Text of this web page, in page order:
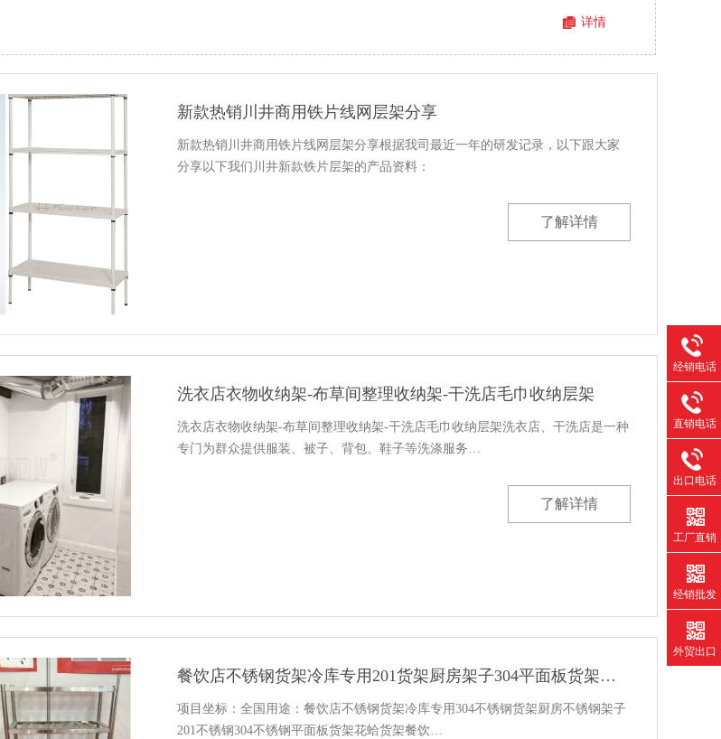
详情
新款热销川井商用铁片线网层架分享
新款热销川井商用铁片线网层架分享根据我司最近一年的研发记录，以下跟大家
分享以下我们川井新款铁片层架的产品资料：
了解详情
洗衣店衣物收纳架-布草间整理收纳架-干洗店毛巾收纳层架
洗衣店衣物收纳架-布草间整理收纳架-干洗店毛巾收纳层架洗衣店、干洗店是一种
专门为群众提供服装、被子、背包、鞋子等洗涤服务…
了解详情
餐饮店不锈钢货架冷库专用201货架厨房架子304平面板货架花蛤货架
项目坐标：全国用途：餐饮店不锈钢货架冷库专用304不锈钢货架厨房不锈钢架子
201不锈钢304不锈钢平面板货架花蛤货架餐饮…
经销电话
直销电话
出口电话
工厂直销
经销批发
外贸出口